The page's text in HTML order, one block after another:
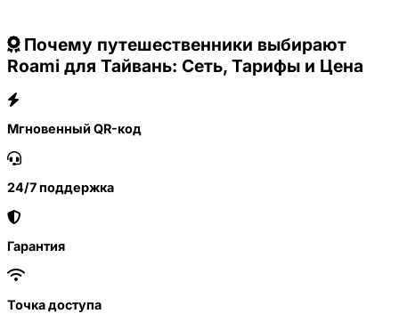
Почему путешественники выбирают
Roami для Тайвань: Сеть, Тарифы и Цена
Мгновенный QR-код
24/7 поддержка
Гарантия
Точка доступа